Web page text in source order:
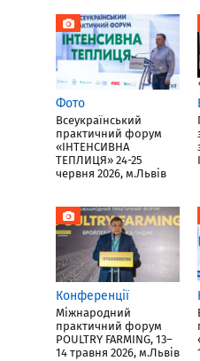
Фото
Всеукраїнський
практичний форум
«ІНТЕНСИВНА
ТЕПЛИЦЯ» 24-25
червня 2026, м.Львів
Конференції
Міжнародний
практичний форум
POULTRY FARMING, 13–
14 травня 2026, м.Львів